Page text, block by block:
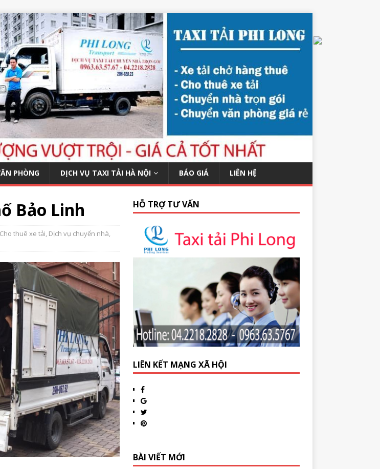
PHÒNG DỊCH VỤ TAXI TẢI HÀ NỘI BÁO GIÁ LIÊN HỆ
Bảo Linh
Cho thuê xe tải, Dịch vụ chuyển nhà,
HỖ TRỢ TƯ VẤN
LIÊN KẾT MẠNG XÃ HỘI
BÀI VIẾT MỚI